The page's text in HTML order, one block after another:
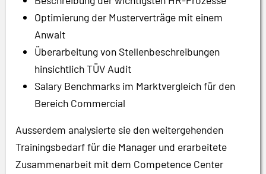
Optimierung der Musterverträge mit einem
Anwalt
Überarbeitung von Stellenbeschreibungen
hinsichtlich TÜV Audit
Salary Benchmarks im Marktvergleich für den
Bereich Commercial
Ausserdem analysierte sie den weitergehenden
Trainingsbedarf für die Manager und erarbeitete
Zusammenarbeit mit dem Competence Center